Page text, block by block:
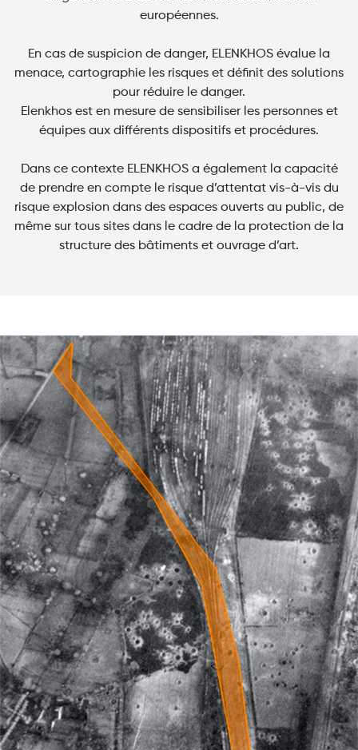
européennes.
En cas de suspicion de danger, ELENKHOS évalue la
menace, cartographie les risques et définit des solutions
pour réduire le danger.
Elenkhos est en mesure de sensibiliser les personnes et
équipes aux différents dispositifs et procédures.
Dans ce contexte ELENKHOS a également la capacité
de prendre en compte le risque d’attentat vis-à-vis du
risque explosion dans des espaces ouverts au public, de
même sur tous sites dans le cadre de la protection de la
structure des bâtiments et ouvrage d’art.